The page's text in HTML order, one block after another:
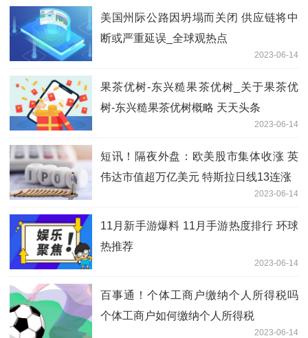
美国州际公路因坍塌而关闭 供应链将中
断或严重延误_全球观热点
2023-06-14
果茶优树-东兴糙果茶优树_关于果茶优
树-东兴糙果茶优树概略 天天头条
2023-06-14
短讯！隔夜外盘：欧美股市集体收涨 英
伟达市值超万亿美元 特斯拉日线13连涨
2023-06-14
11月新手游爆料 11月手游热度排行 环球
热推荐
2023-06-14
百事通！个体工商户缴纳个人所得税吗
个体工商户如何缴纳个人所得税
2023-06-14